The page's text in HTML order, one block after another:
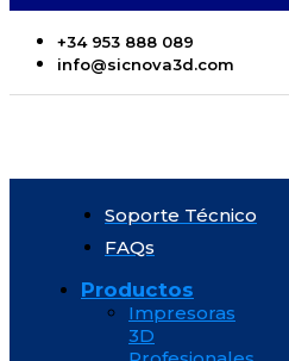
+34 953 888 089
info@sicnova3d.com
Soporte Técnico
FAQs
Productos
Impresoras
3D